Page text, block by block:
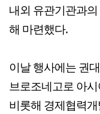
내외 유관기관과
해 마련했다.
이날 행사에는 권
브로조네고로 아
비롯해 경제협력